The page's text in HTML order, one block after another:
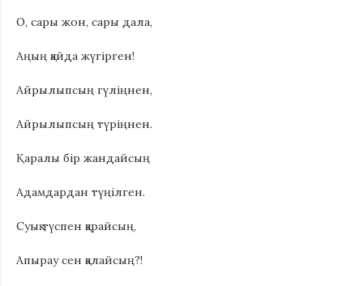
О, сары жон, сары дала,
Аңың қайда жүгірген!
Айрылыпсың гүліңнен,
Айрылыпсың түріңнен.
Қаралы бір жандайсың
Адамдардан түңілген.
Суық түспен қарайсың,
Апырау сен қалайсың?!